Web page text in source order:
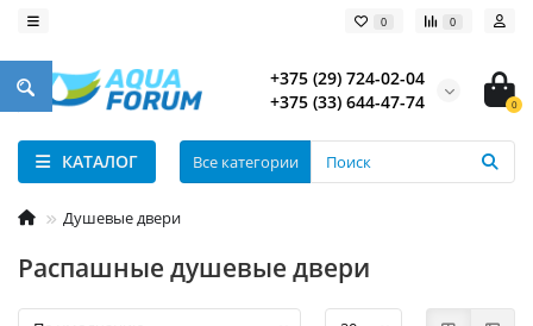
0 0
+375 (29) 724-02-04
+375 (33) 644-47-74
0
КАТАЛОГ Все категории
Душевые двери
Распашные душевые двери